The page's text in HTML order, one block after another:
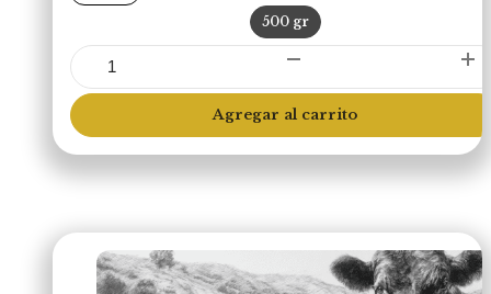
500 gr
Molida
de
Sirloin
(Libre
Pastoreo)
Agregar al carrito